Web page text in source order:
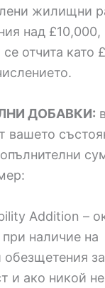
жилищни
над
отчита като
ДОБАВКИ: в
вашето
Addition –
наличие на
обезщетения за
и ако никой